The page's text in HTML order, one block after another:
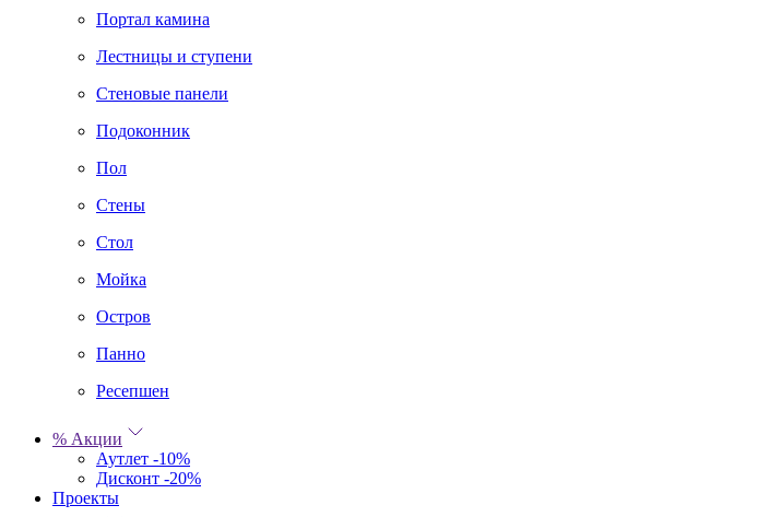
Портал камина
Лестницы и ступени
Стеновые панели
Подоконник
Пол
Cтены
Стол
Мойка
Остров
Панно
Ресепшен
% Акции
Аутлет -10%
Дисконт -20%
Проекты